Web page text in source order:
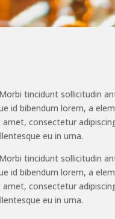
tincidunt sollicitudin
id bibendum lorem, a
consectetur
eu in urna.
tincidunt sollicitudin
id bibendum lorem, a
consectetur
eu in urna.